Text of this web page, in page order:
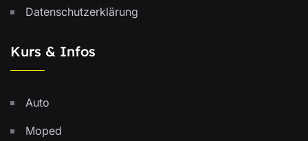
Datenschutzerklärung
Kurs & Infos
Auto
Moped